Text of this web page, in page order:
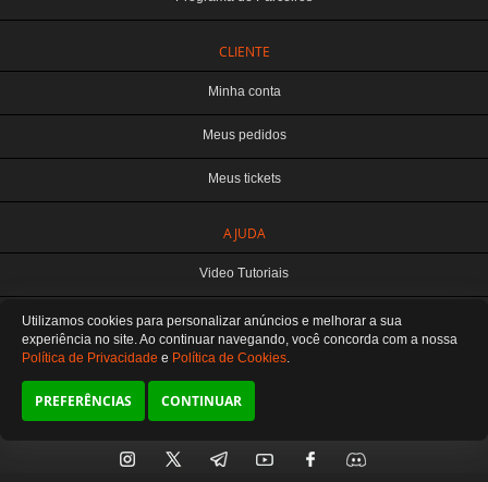
CLIENTE
Minha conta
Meus pedidos
Meus tickets
AJUDA
Video Tutoriais
Manuseio do Produto
Fale Conosco
SIGA-NOS
TERABYTE ATACADO E VAREJO DE PRODUTOS DE INFORMATICA LTDA
CNPJ: 07.993.973/0001-18 | Curitiba-PR
do Google se aplicam.
De segunda a sexta das 8:30 às 12H / 13H às 18H
SOMOS E-COMMERCE - NÃO TEMOS ATENDIMENTO LOCAL
Preferências de cookies
Utilizamos cookies para personalizar anúncios e melhorar a sua
experiência no site. Ao continuar navegando, você concorda com a nossa
Política de Privacidade e Política de Cookies.
PREFERÊNCIAS CONTINUAR